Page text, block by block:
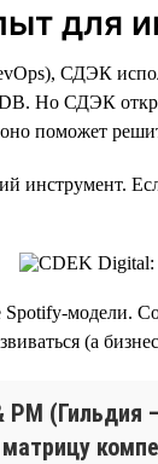
для
СДЭК
Но СДЭК
поможет
модели.
(а